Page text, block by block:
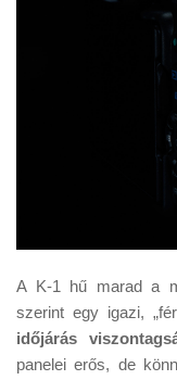
A K-1 hű marad a
szerint egy igazi,
időjárás
panelei erős, de